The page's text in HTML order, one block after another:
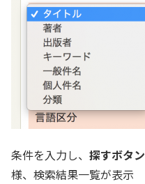
条件を入力し、 探すボタン
様、検索結果一覧が表示